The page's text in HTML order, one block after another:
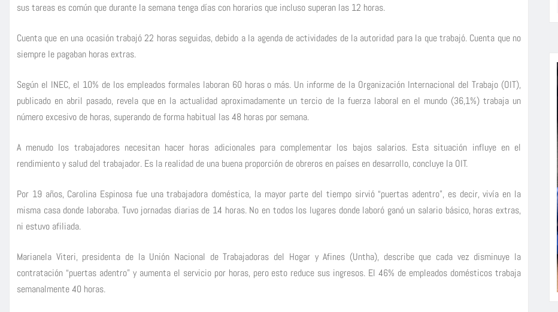
sus tareas es común que durante la semana tenga días con horarios que incluso superan las 12 horas.
Cuenta que en una ocasión trabajó 22 horas seguidas, debido a la agenda de actividades de la autoridad para la que trabajó. Cuenta que no
siempre le pagaban horas extras.
Según el INEC, el 10% de los empleados formales laboran 60 horas o más. Un informe de la Organización Internacional del Trabajo (OIT),
publicado en abril pasado, revela que en la actualidad aproximadamente un tercio de la fuerza laboral en el mundo (36,1%) trabaja un
número excesivo de horas, superando de forma habitual las 48 horas por semana.
A menudo los trabajadores necesitan hacer horas adicionales para complementar los bajos salarios. Esta situación influye en el
rendimiento y salud del trabajador. Es la realidad de una buena proporción de obreros en países en desarrollo, concluye la OIT.
Por 19 años, Carolina Espinosa fue una trabajadora doméstica, la mayor parte del tiempo sirvió “puertas adentro”, es decir, vivía en la
misma casa donde laboraba. Tuvo jornadas diarias de 14 horas. No en todos los lugares donde laboró ganó un salario básico, horas extras,
ni estuvo afiliada.
Marianela Viteri, presidenta de la Unión Nacional de Trabajadoras del Hogar y Afines (Untha), describe que cada vez disminuye la
contratación “puertas adentro” y aumenta el servicio por horas, pero esto reduce sus ingresos. El 46% de empleados domésticos trabaja
semanalmente 40 horas.